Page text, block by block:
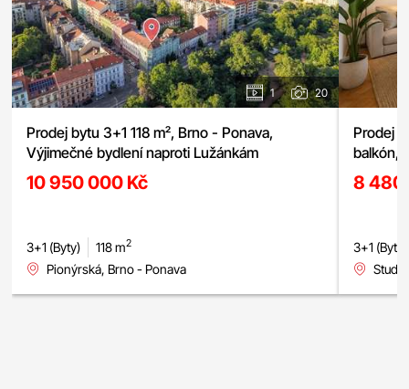
1 20
Prodej bytu 3+1 118 m², Brno - Ponava,
Výjimečné bydlení naproti Lužánkám
10 950 000 Kč
3+1 (Byty) 118 m2
Pionýrská, Brno - Ponava
Prodej bytu 3+1, ulice
balkón,
8 480
3+1 (Byty)